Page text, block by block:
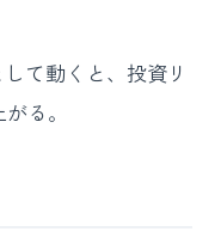
て動くと、投資リ
る。